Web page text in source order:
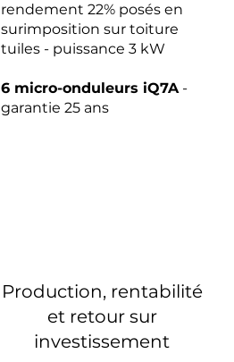
rendement 22% posés en
surimposition sur toiture
tuiles - puissance 3 kW
6 micro-onduleurs iQ7A-
garantie 25 ans
Production, rentabilité
et retour sur
investissement